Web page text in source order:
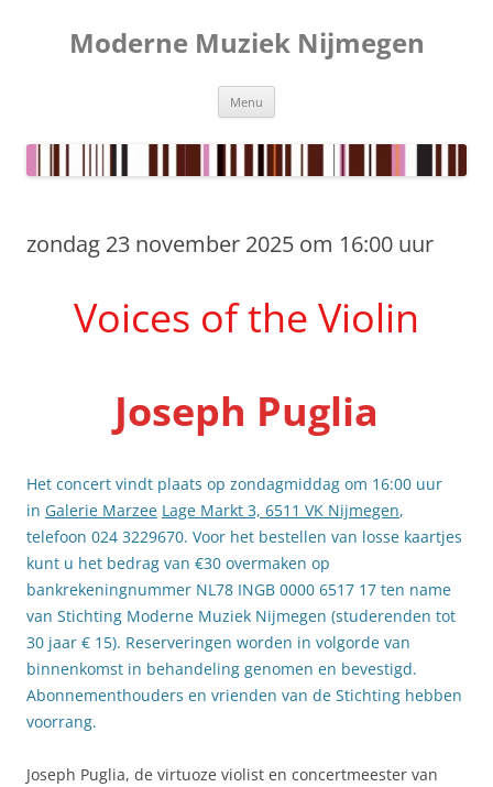
inhoudModerne Muziek Nijmegen
Menu
zondag 23 november 2025 om 16:00 uur
Voices of the Violin
Joseph Puglia
Het concert vindt plaats op zondagmiddag om 16:00 uur
in Galerie Marzee Lage Markt 3, 6511 VK Nijmegen,
telefoon 024 3229670. Voor het bestellen van losse kaartjes
kunt u het bedrag van €30 overmaken op
bankrekeningnummer NL78 INGB 0000 6517 17 ten name
van Stichting Moderne Muziek Nijmegen (studerenden tot
30 jaar € 15). Reserveringen worden in volgorde van
binnenkomst in behandeling genomen en bevestigd.
Abonnementhouders en vrienden van de Stichting hebben
voorrang.
Joseph Puglia, de virtuoze violist en concertmeester van